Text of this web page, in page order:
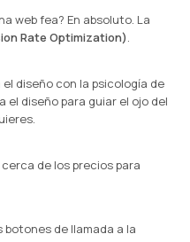
web fea? En absoluto. La
Rate Optimization).
el diseño con la psicología de
diseño para guiar el ojo del
de los precios para
de llamada a la